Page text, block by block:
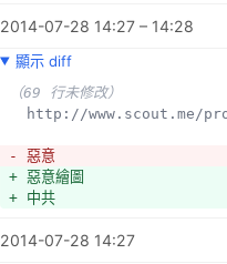
（20 行未修改）
  OSM街景
http://
+ http://
+ 建物高度
+ http://osmbuildings.org/
  導航軟體
2014-07-28 14:27 – 14:28
顯示 diff
（69 行未修改）
http://www.scout.me/
- 惡意
+ 惡意繪圖
+ 中共
2014-07-28 14:27